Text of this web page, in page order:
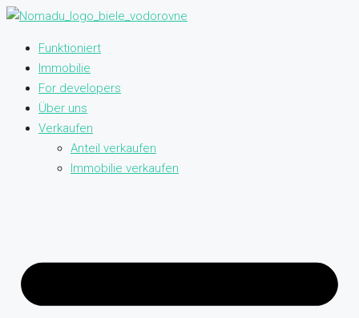
Funktioniert
Immobilie
For developers
Über uns
Verkaufen
Anteil verkaufen
Immobilie verkaufen